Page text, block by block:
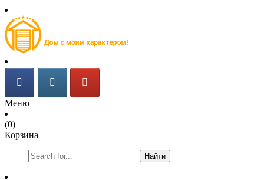
Меню
(0)
Корзина
Найти